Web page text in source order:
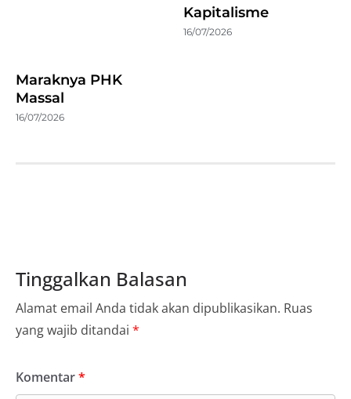
Maraknya PHK
Massal
16/07/2026
Kapitalisme
16/07/2026
Tinggalkan Balasan
Alamat email Anda tidak akan dipublikasikan. Ruas
yang wajib ditandai *
Komentar*